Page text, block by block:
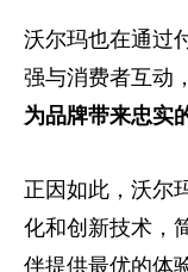
沃尔玛也在通过
强与消费者互动，
为品牌带来忠实
正因如此，沃尔
化和创新技术，
伴提供最优的体